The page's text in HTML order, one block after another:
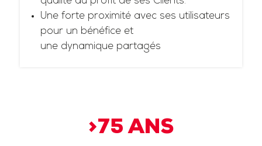
Une forte proximité avec ses utilisateurs
pour un bénéfice et
une dynamique partagés
>75 ANS